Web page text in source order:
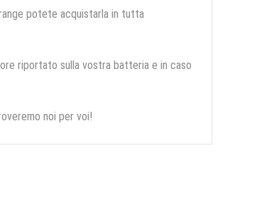
potete acquistarla in tutta
riportato sulla vostra batteria e in caso
noi per voi!